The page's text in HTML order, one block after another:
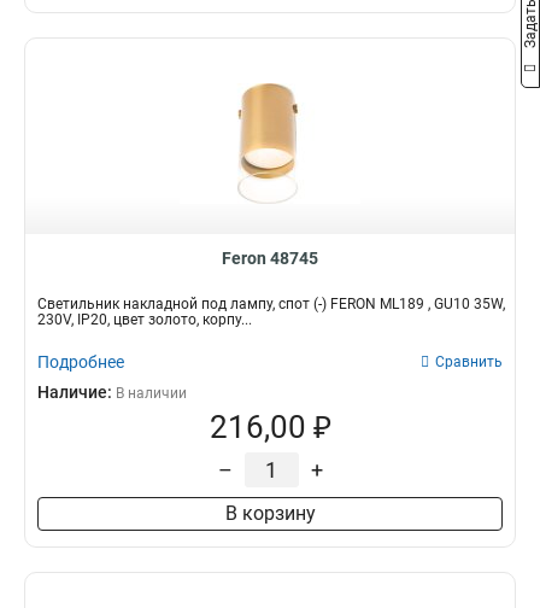
Feron 48745
Светильник накладной под лампу, спот (-) FERON ML189 , GU10 35W,
230V, IP20, цвет золото, корпу...
Подробнее Сравнить
Наличие: В наличии
216,00 ₽
– +
В корзину